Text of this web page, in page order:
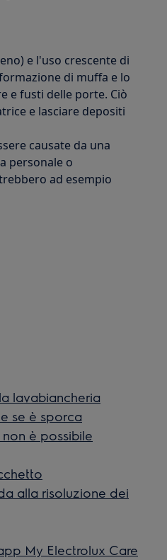
e l'uso crescente di
di muffa e lo
e fusti delle porte. Ciò
e lasciare depositi
causate da una
personale o
ad esempio
lavabiancheria
se è sporca
è possibile
alla risoluzione dei
My Electrolux Care